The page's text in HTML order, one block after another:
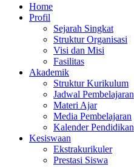
Home
Profil
Sejarah Singkat
Struktur Organisasi
Visi dan Misi
Fasilitas
Akademik
Struktur Kurikulum
Jadwal Pembelajaran
Materi Ajar
Media Pembelajaran
Kalender Pendidikan
Kesiswaan
Ekstrakurikuler
Prestasi Siswa